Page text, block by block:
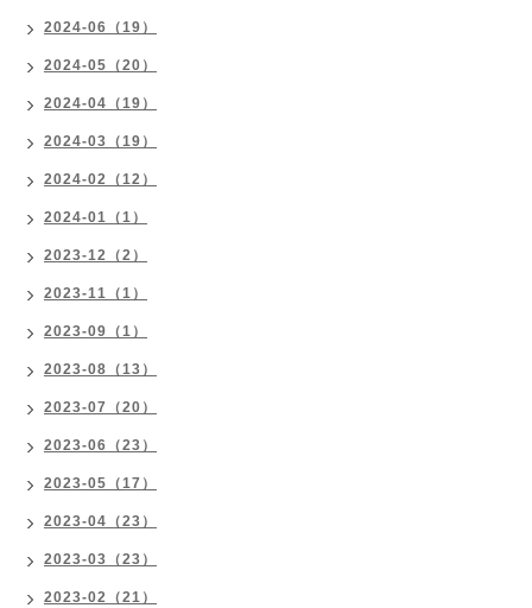
2024-06（19）
2024-05（20）
2024-04（19）
2024-03（19）
2024-02（12）
2024-01（1）
2023-12（2）
2023-11（1）
2023-09（1）
2023-08（13）
2023-07（20）
2023-06（23）
2023-05（17）
2023-04（23）
2023-03（23）
2023-02（21）